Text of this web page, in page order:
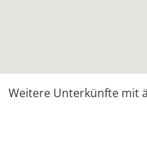
Weitere Unterkünfte mit